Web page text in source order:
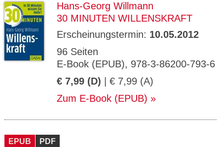
Hans-Georg Willmann
30 MINUTEN WILLENSKRAFT
Erscheinungstermin: 10.05.2012
96 Seiten
E-Book (EPUB), 978-3-86200-793-6
€ 7,99 (D) | € 7,99 (A)
Zum E-Book (EPUB)
EPUB PDF